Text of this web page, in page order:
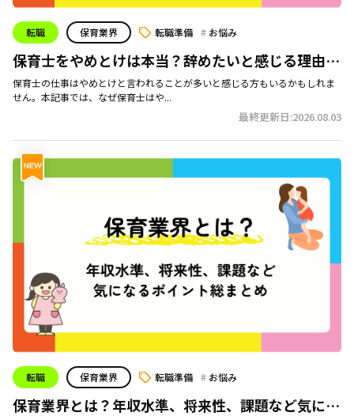
転職 保育業界 転職準備 お悩み
保育士をやめとけは本当？辞めたいと感じる理由や
ポイントを口コミをもとに解説
保育士の仕事はやめとけと言われることが多いと感じる方もいるかもしれま
せん。本記事では、なぜ保育士はや...
最終更新日:2026.08.03
転職 保育業界 転職準備 お悩み
保育業界とは？年収水準、将来性、課題など気にな